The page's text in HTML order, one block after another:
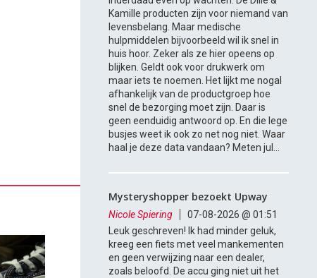
Kamille producten zijn voor niemand van
levensbelang. Maar medische
hulpmiddelen bijvoorbeeld wil ik snel in
huis hoor. Zeker als ze hier opeens op
blijken. Geldt ook voor drukwerk om
maar iets te noemen. Het lijkt me nogal
afhankelijk van de productgroep hoe
snel de bezorging moet zijn. Daar is
geen eenduidig antwoord op. En die lege
busjes weet ik ook zo net nog niet. Waar
haal je deze data vandaan? Meten jul...
Mysteryshopper bezoekt Upway
Nicole Spiering
07-08-2026 @ 01:51
Leuk geschreven! Ik had minder geluk,
kreeg een fiets met veel mankementen
en geen verwijzing naar een dealer,
zoals beloofd. De accu ging niet uit het